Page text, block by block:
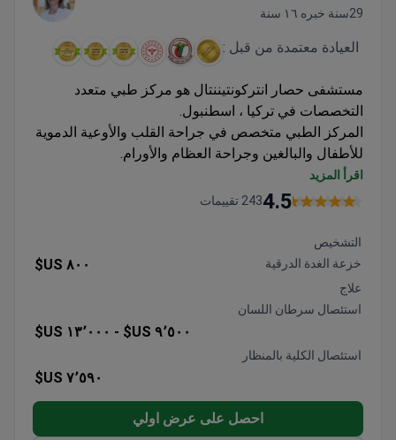
29سنة خبره ١٦ سنة
العيادة معتمدة من قبل :
مستشفى حصار انتركونتيننتال هو مركز طبي متعدد
التخصصات في تركيا ، اسطنبول.
المركز الطبي متخصص في جراحة القلب والأوعية الدموية
للأطفال والبالغين وجراحة العظام والأورام.
المشتركة) التي تؤكد الامتثال للمعايير الدولية لجودة العلاج
يختار المرضى من دول أوروبا والشرق الأوسط وآسيا
مستشفى حصار.
اقرأ المزيد
4.5243 تقييمات
التشخيص
خزعة الغدة الدرقية
٨٠٠ US$
علاج
استئصال سرطان اللسان
٩٬٥٠٠ US$ - ١٣٬٠٠٠ US$
استئصال الكلية بالمنظار
٧٬٥٩٠ US$
احصل على عرض اولي